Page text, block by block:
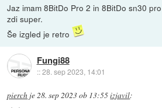
Jaz imam 8BitDo Pro 2 in 8BitDo sn30
zdi super.
Še izgled je retro
Fungi88
::28. sep 2023, 14:01
pierch je28. sep 2023 ob 13:55izjavil: